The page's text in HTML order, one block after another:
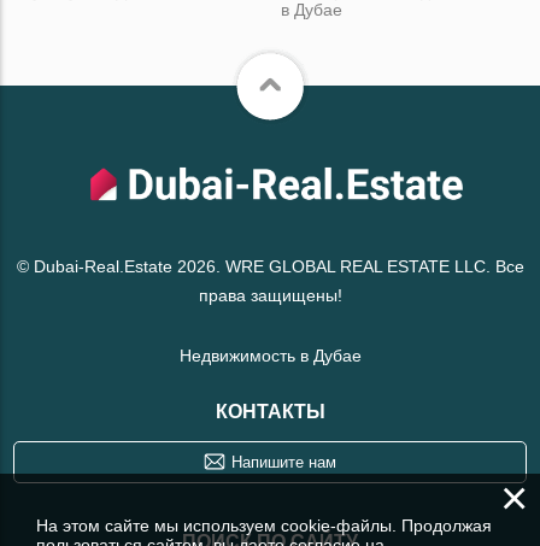
в Дубае
© Dubai-Real.Estate 2026. WRE GLOBAL REAL ESTATE LLC. Все
права защищены!
Недвижимость в Дубае
КОНТАКТЫ
Напишите нам
ПОИСК ПО САЙТУ
×
На этом сайте мы используем cookie-файлы. Продолжая